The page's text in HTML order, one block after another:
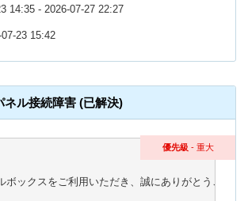
14:35 - 2026-07-27 22:27
23 15:42
ネル接続障害 (已解決)
優先級 - 重大
ボックスをご利用いただき、誠にありがとうござい